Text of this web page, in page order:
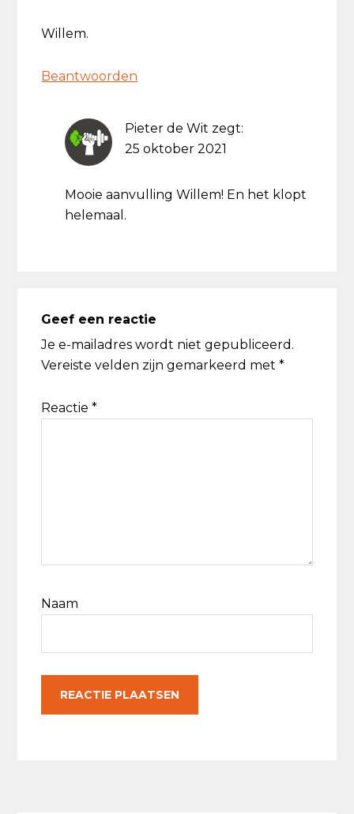
Willem.
Beantwoorden
Pieter de Wit zegt:
25 oktober 2021
Mooie aanvulling Willem! En het klopt
helemaal.
Geef een reactie
Je e-mailadres wordt niet gepubliceerd.
Vereiste velden zijn gemarkeerd met*
Reactie*
Naam